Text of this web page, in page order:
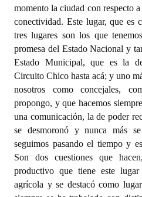
momento la ciudad con respecto
conectividad. Este lugar, que es
tres lugares son los que
promesa del Estado Nacional y
Estado Municipal, que es la
Circuito Chico hasta acá; y uno
nosotros como concejales,
propongo, y que hacemos
una comunicación, la de poder
se desmoronó y nunca más
seguimos pasando el tiempo y
Son dos cuestiones que
productivo que tiene este
agrícola y se destacó como